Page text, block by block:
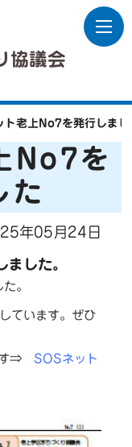
協議会
ト老上No7を発行しまし
No7を
た
年05月24日
した。
。
ています。ぜひ
す⇒ SOSネット